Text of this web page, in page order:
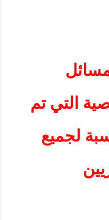
التي تم
لجميع